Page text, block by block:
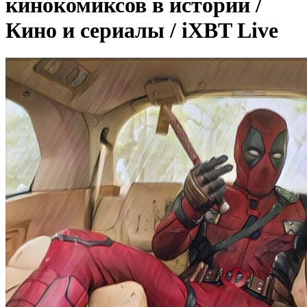
Кино и сериалы / iXBT Live